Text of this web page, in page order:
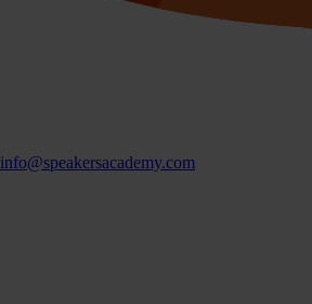
info@speakersacademy.com